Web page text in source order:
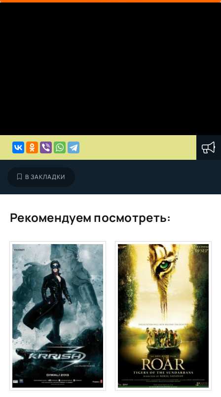
В ЗАКЛАДКИ
Рекомендуем посмотреть: